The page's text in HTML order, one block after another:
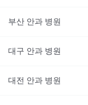
부산 안과 병원
대구 안과 병원
대전 안과 병원